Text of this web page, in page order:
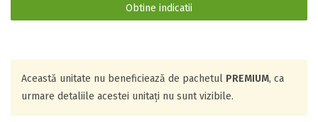
Obtine indicatii
Această unitate nu beneficiează de pachetul PREMIUM, ca
urmare detaliile acestei unitați nu sunt vizibile.